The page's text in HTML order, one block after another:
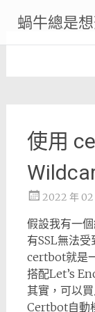
content
蝸牛總是
使用
2022 年 02
假設我有一
有SSL無法
certbot就是
搭配Let’s
其實，可以
Certbot自動